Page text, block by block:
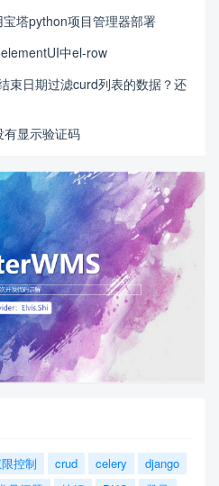
塔python项目管理器部署
中el-row
束日期过滤curd列表的数据？还
显示验证码
控制 crud celery
django